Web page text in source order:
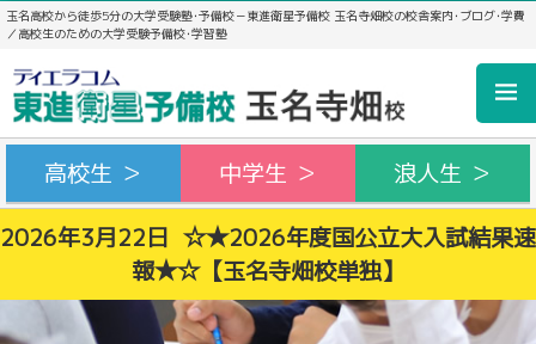
玉名高校から徒歩5分の大学受験塾･予備校－東進衛星予備校 玉名寺畑校の校舎案内･ブログ･学費
／高校生のための大学受験予備校･学習塾
高校生 ＞ 中学生 ＞ 浪人生 ＞
2026年3月22日 ☆★2026年度国公立大入試結果速
報★☆【玉名寺畑校単独】